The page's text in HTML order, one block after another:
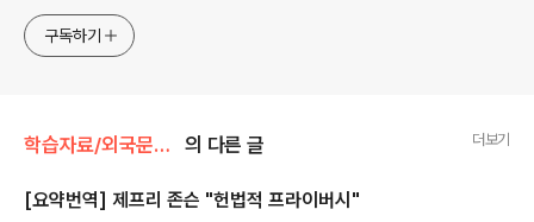
구독하기
학습자료/외국문헌소개 의 다른 글 더보기
[요약번역] 제프리 존슨 "헌법적 프라이버시"